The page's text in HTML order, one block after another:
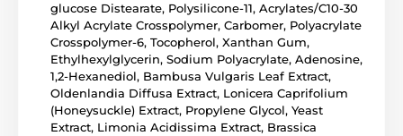
glucose Distearate, Polysilicone-11, Acrylates/C10-30
Alkyl Acrylate Crosspolymer, Carbomer, Polyacrylate
Crosspolymer-6, Tocopherol, Xanthan Gum,
Ethylhexylglycerin, Sodium Polyacrylate, Adenosine,
1,2-Hexanediol, Bambusa Vulgaris Leaf Extract,
Oldenlandia Diffusa Extract, Lonicera Caprifolium
(Honeysuckle) Extract, Propylene Glycol, Yeast
Extract, Limonia Acidissima Extract, Brassica